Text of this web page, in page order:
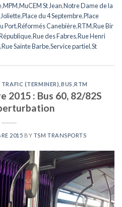
,MPM,MuCEM St Jean,Notre Dame de la
Joliette,Place du 4 Septembre,Place
Port,Réformés Canebière,RTM,Rue Bir
,Rue des Fabres,Rue Henri
,Rue Sainte Barbe,Service partiel,St
TRAFIC (TERMINER) BUS ,RTM
2015 : Bus 60, 82/82S
2015 BY TSM TRANSPORTS